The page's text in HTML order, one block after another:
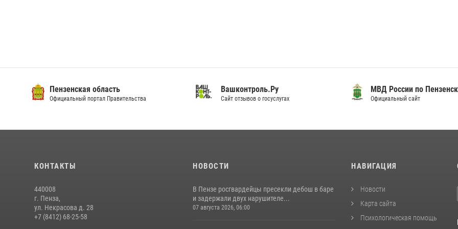
Пензенская область
Официальный портал Правительства
Вашконтроль.Ру
Сайт отзывов о госуслугах
МВД России по
Официальный сайт
КОНТАКТЫ
440008
г. Пенза,
ул. Некрасова д. 28
+7 (8412) 68-25-58
НОВОСТИ
В Пензе росгвардейцы пресекли дебош в баре
и задержали двух нарушителе...
07 августа 2026, 06:00
НАВИГАЦИЯ
Новости
Карта сайта
Психологическая помощь